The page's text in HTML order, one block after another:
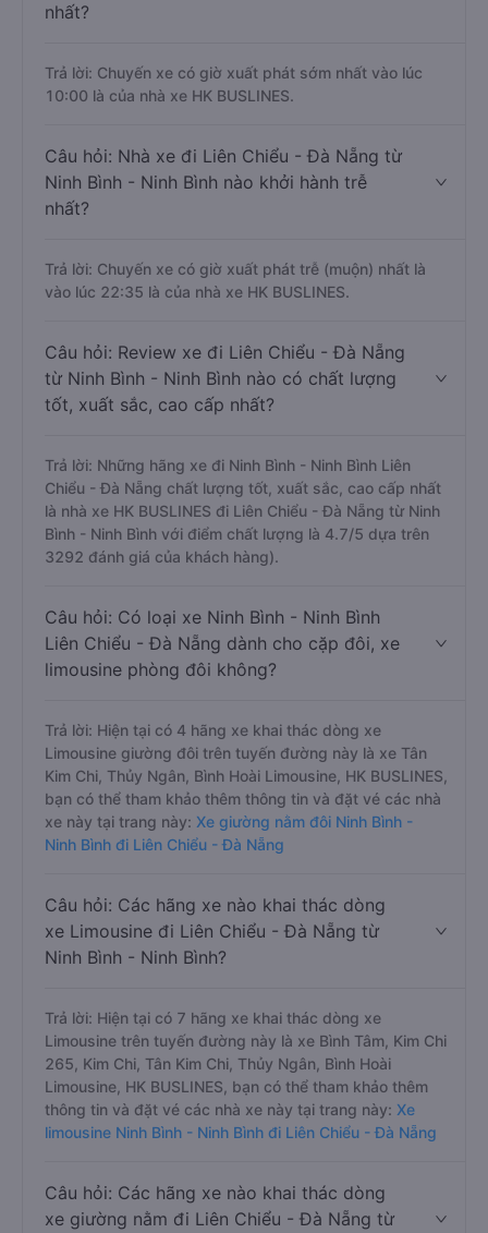
nhất?
Trả lời: Chuyến xe có giờ xuất phát sớm nhất vào lúc
10:00 là của nhà xe HK BUSLINES.
Câu hỏi: Nhà xe đi Liên Chiểu - Đà Nẵng từ
Ninh Bình - Ninh Bình nào khởi hành trễ
nhất?
Trả lời: Chuyến xe có giờ xuất phát trễ (muộn) nhất là
vào lúc 22:35 là của nhà xe HK BUSLINES.
Câu hỏi: Review xe đi Liên Chiểu - Đà Nẵng
từ Ninh Bình - Ninh Bình nào có chất lượng
tốt, xuất sắc, cao cấp nhất?
Trả lời: Những hãng xe đi Ninh Bình - Ninh Bình Liên
Chiểu - Đà Nẵng chất lượng tốt, xuất sắc, cao cấp nhất
là nhà xe HK BUSLINES đi Liên Chiểu - Đà Nẵng từ Ninh
Bình - Ninh Bình với điểm chất lượng là 4.7/5 dựa trên
3292 đánh giá của khách hàng).
Câu hỏi: Có loại xe Ninh Bình - Ninh Bình
Liên Chiểu - Đà Nẵng dành cho cặp đôi, xe
limousine phòng đôi không?
Trả lời: Hiện tại có 4 hãng xe khai thác dòng xe
Limousine giường đôi trên tuyến đường này là xe Tân
Kim Chi, Thủy Ngân, Bình Hoài Limousine, HK BUSLINES,
bạn có thể tham khảo thêm thông tin và đặt vé các nhà
xe này tại trang này: Xe giường nằm đôi Ninh Bình -
Ninh Bình đi Liên Chiểu - Đà Nẵng
Câu hỏi: Các hãng xe nào khai thác dòng
xe Limousine đi Liên Chiểu - Đà Nẵng từ
Ninh Bình - Ninh Bình?
Trả lời: Hiện tại có 7 hãng xe khai thác dòng xe
Limousine trên tuyến đường này là xe Bình Tâm, Kim Chi
265, Kim Chi, Tân Kim Chi, Thủy Ngân, Bình Hoài
Limousine, HK BUSLINES, bạn có thể tham khảo thêm
thông tin và đặt vé các nhà xe này tại trang này: Xe
limousine Ninh Bình - Ninh Bình đi Liên Chiểu - Đà Nẵng
Câu hỏi: Các hãng xe nào khai thác dòng
xe giường nằm đi Liên Chiểu - Đà Nẵng từ